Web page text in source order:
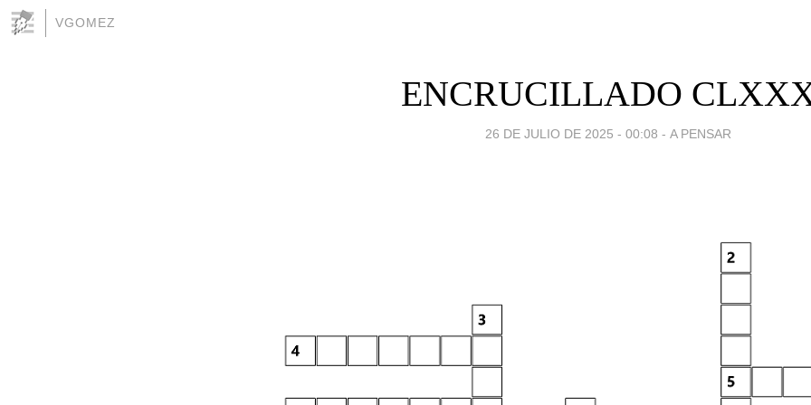
VGOMEZ
ENCRUCILLADO
26 DE JULIO DE 2025 - 00:08 - A PENSAR